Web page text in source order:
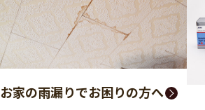
お家の雨漏りでお困りの方へ